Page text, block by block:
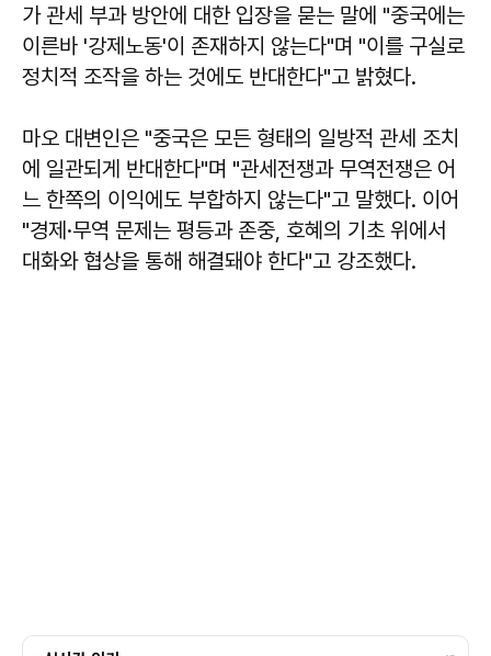
가 관세 부과 방안에 대한 입장을 묻는 말에 "중국에는
이른바 '강제노동'이 존재하지 않는다"며 "이를 구실로
정치적 조작을 하는 것에도 반대한다"고 밝혔다.
마오 대변인은 "중국은 모든 형태의 일방적 관세 조치
에 일관되게 반대한다"며 "관세전쟁과 무역전쟁은 어
느 한쪽의 이익에도 부합하지 않는다"고 말했다. 이어
"경제·무역 문제는 평등과 존중, 호혜의 기초 위에서
대화와 협상을 통해 해결돼야 한다"고 강조했다.